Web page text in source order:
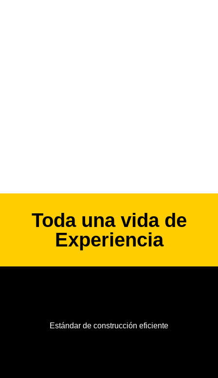
Toda una vida de
Experiencia
Estándar de construcción eficiente